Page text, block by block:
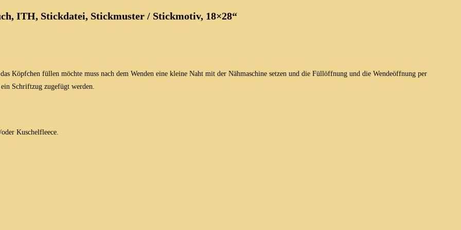
ITH, Stickdatei, Stickmuster / Stickmotiv, 18×28“
Köpfchen füllen möchte muss nach dem Wenden eine kleine Naht mit der Nähmaschine setzen und die Füllöffnung und die Wendeöffnung per
Schriftzug zugefügt werden.
Kuschelfleece.